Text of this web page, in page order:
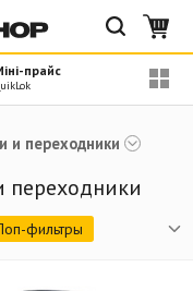
и переходники
фильтры
прайс